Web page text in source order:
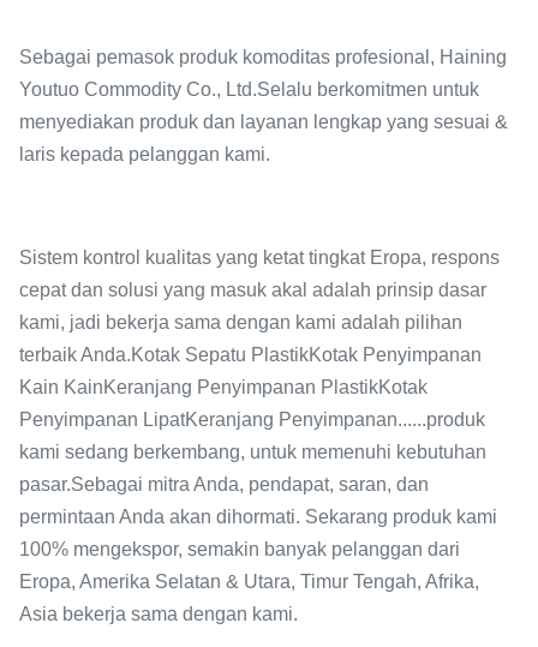
Sebagai pemasok produk komoditas profesional, Haining
Youtuo Commodity Co., Ltd.Selalu berkomitmen untuk
menyediakan produk dan layanan lengkap yang sesuai &
laris kepada pelanggan kami.
Sistem kontrol kualitas yang ketat tingkat Eropa, respons
cepat dan solusi yang masuk akal adalah prinsip dasar
kami, jadi bekerja sama dengan kami adalah pilihan
terbaik Anda.Kotak Sepatu PlastikKotak Penyimpanan
Kain KainKeranjang Penyimpanan PlastikKotak
Penyimpanan LipatKeranjang Penyimpanan......produk
kami sedang berkembang, untuk memenuhi kebutuhan
pasar.Sebagai mitra Anda, pendapat, saran, dan
permintaan Anda akan dihormati. Sekarang produk kami
100% mengekspor, semakin banyak pelanggan dari
Eropa, Amerika Selatan & Utara, Timur Tengah, Afrika,
Asia bekerja sama dengan kami.